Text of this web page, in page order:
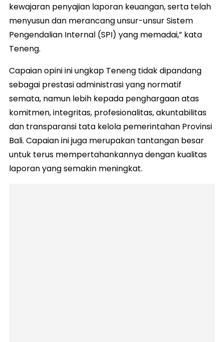
kewajaran penyajian laporan keuangan, serta telah
menyusun dan merancang unsur-unsur Sistem
Pengendalian Internal (SPI) yang memadai,” kata
Teneng.
Capaian opini ini ungkap Teneng tidak dipandang
sebagai prestasi administrasi yang normatif
semata, namun lebih kepada penghargaan atas
komitmen, integritas, profesionalitas, akuntabilitas
dan transparansi tata kelola pemerintahan Provinsi
Bali. Capaian ini juga merupakan tantangan besar
untuk terus mempertahankannya dengan kualitas
laporan yang semakin meningkat.